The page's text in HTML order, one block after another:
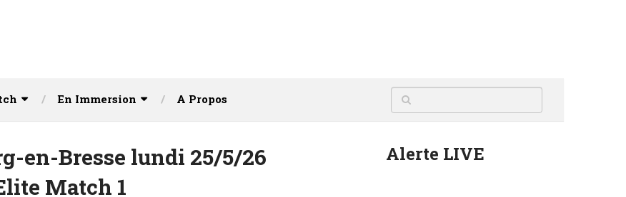
En Immersion A Propos
en-Bresse lundi 25/5/26
Match 1
Alerte LIVE